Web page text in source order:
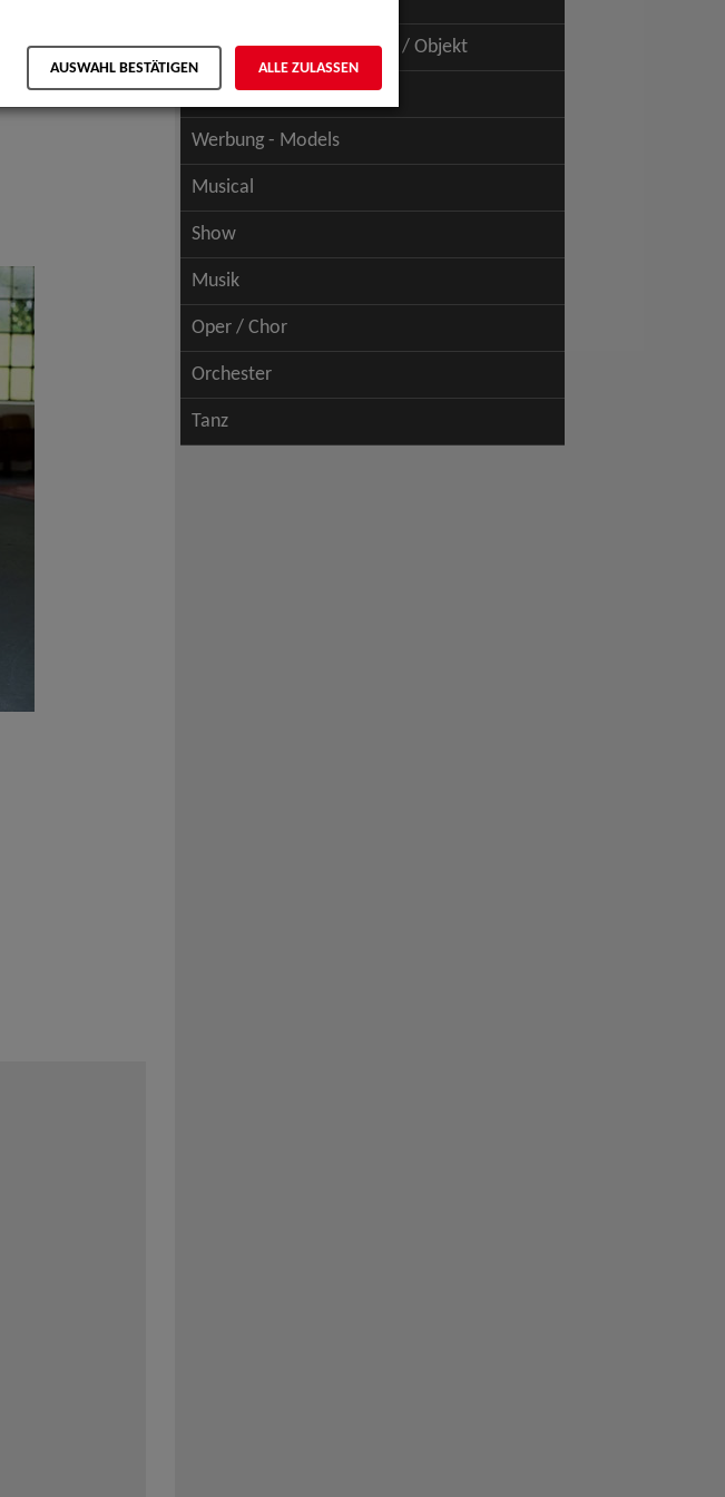
Schauspiel - Figur / Puppe / Objekt
Werbung - Talents
Werbung - Models
Musical
Show
Musik
Oper / Chor
Orchester
Tanz
AUSWAHL BESTÄTIGEN ALLE ZULASSEN